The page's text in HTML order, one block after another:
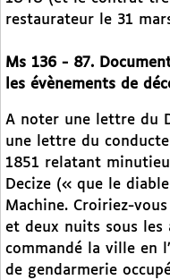
restaurateur le 31
Ms 136 - 87.
les évènements de
A noter une lettre du
une lettre du
1851 relatant
Decize (« que le
Machine. Croiriez-
et deux nuits sous les
commandé la ville en
de gendarmerie